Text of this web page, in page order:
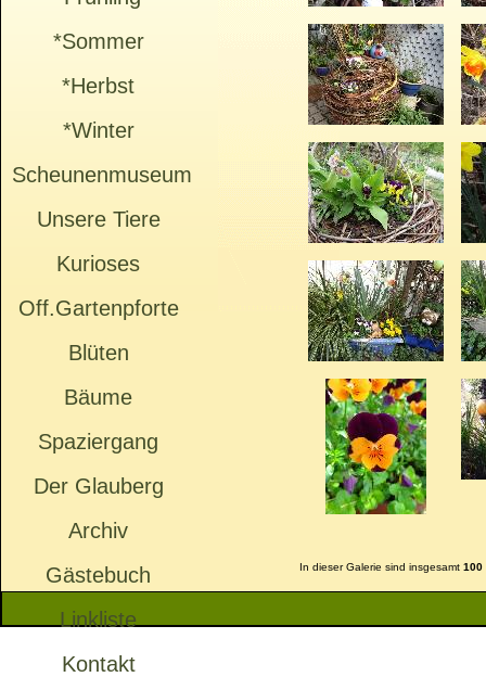
*Sommer
*Herbst
*Winter
Scheunenmuseum
Unsere Tiere
Kurioses
Off.Gartenpforte
Blüten
Bäume
Spaziergang
Der Glauberg
Archiv
Gästebuch
Linkliste
Kontakt
In dieser Galerie sind insgesamt